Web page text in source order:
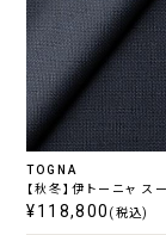
TOGNA
【秋冬】伊トーニャ ス
120's エストラート ス
¥118,800 (税込)